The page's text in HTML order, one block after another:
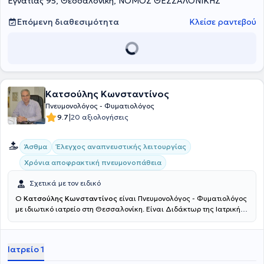
Επόμενη διαθεσιμότητα
Κλείσε ραντεβού
Κατσούλης Κωνσταντίνος
Πνευμονολόγος - Φυματιολόγος
9.7|20 αξιολογήσεις
Άσθμα
Έλεγχος αναπνευστικής λειτουργίας
Χρόνια αποφρακτική πνευμονοπάθεια
Σχετικά με τον ειδικό
Ο Κατσούλης Κωνσταντίνος είναι Πνευμονολόγος - Φυματιολόγος
με ιδιωτικό ιατρείο στη Θεσσαλονίκη. Είναι Διδάκτωρ της Ιατρικής
και πτυχιούχος της Στρατιωτικής Σχολής Αξιωματικών Σωμάτων
στην Εσωτερική Παθολογία στη Β´Παθολογική Κλινική του 401
Γενικού Στρατιωτικού Νοσοκομείου Αθηνών, ενώ έχει ειδικευθεί
Ιατρείο 1